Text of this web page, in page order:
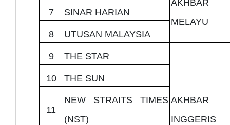
MELAYU
7 SINAR HARIAN
8 UTUSAN MALAYSIA
9 THE STAR
INGGERIS
10 THE SUN
11
NEW STRAITS TIMES
(NST)